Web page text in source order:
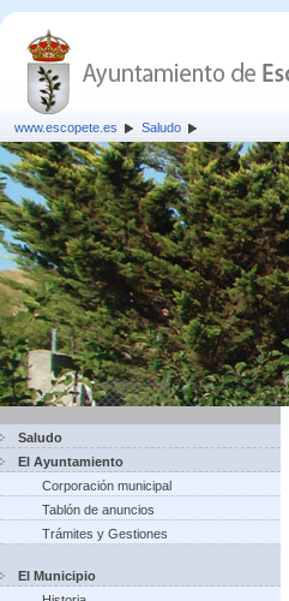
www.escopete.es Saludo
Saludo
El Ayuntamiento
Corporación municipal
Tablón de anuncios
Trámites y Gestiones
El Municipio